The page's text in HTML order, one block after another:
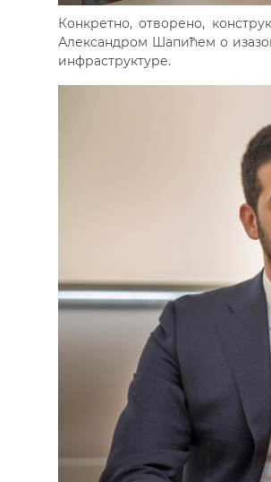
Конкретно, отворено,
Александром Шапићем о
инфраструктуре.